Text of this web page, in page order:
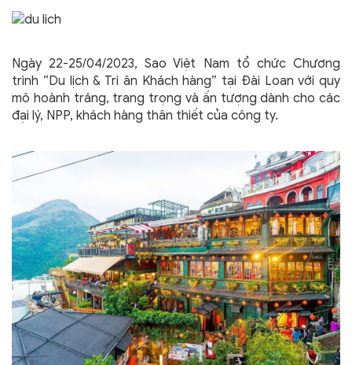
Ngày 22-25/04/2023, Sao Việt Nam tổ chức Chương
trình “Du lịch & Tri ân Khách hàng” tại Đài Loan với quy
mô hoành tráng, trang trọng và ấn tượng dành cho các
đại lý, NPP, khách hàng thân thiết của công ty.